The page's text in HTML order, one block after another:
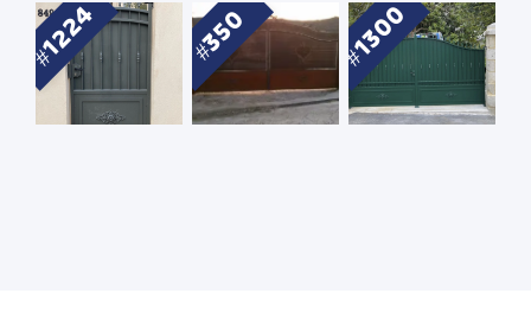
1224 350 1300